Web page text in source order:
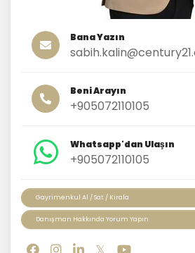
Bana Yazın
Beni Arayın
+905072110105
Whatsapp'dan Ulaşın
+905072110105
Gayrimenkul Al / Sat / Kirala
Danışman Hakkında Yorum Yapın